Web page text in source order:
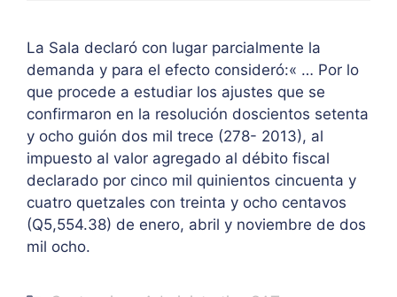
La Sala declaró con lugar parcialmente la
demanda y para el efecto consideró:« … Por lo
que procede a estudiar los ajustes que se
confirmaron en la resolución doscientos setenta
y ocho guión dos mil trece (278- 2013), al
impuesto al valor agregado al débito fiscal
declarado por cinco mil quinientos cincuenta y
cuatro quetzales con treinta y ocho centavos
(Q5,554.38) de enero, abril y noviembre de dos
mil ocho.